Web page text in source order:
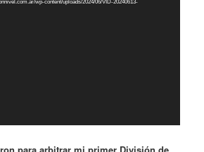
wp-content/uploads/2024/06/VID-20240613-